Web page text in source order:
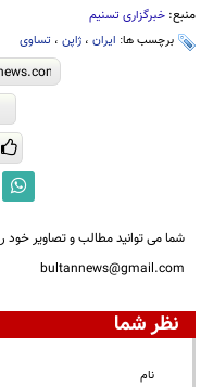
منبع: خبرگزاری تسنیم
برچسب ها: ایران ، ژاپن ، تساوی
شما می توانید مطالب و تصاویر خود
bultannews@gmail.com
نظر شما
نام